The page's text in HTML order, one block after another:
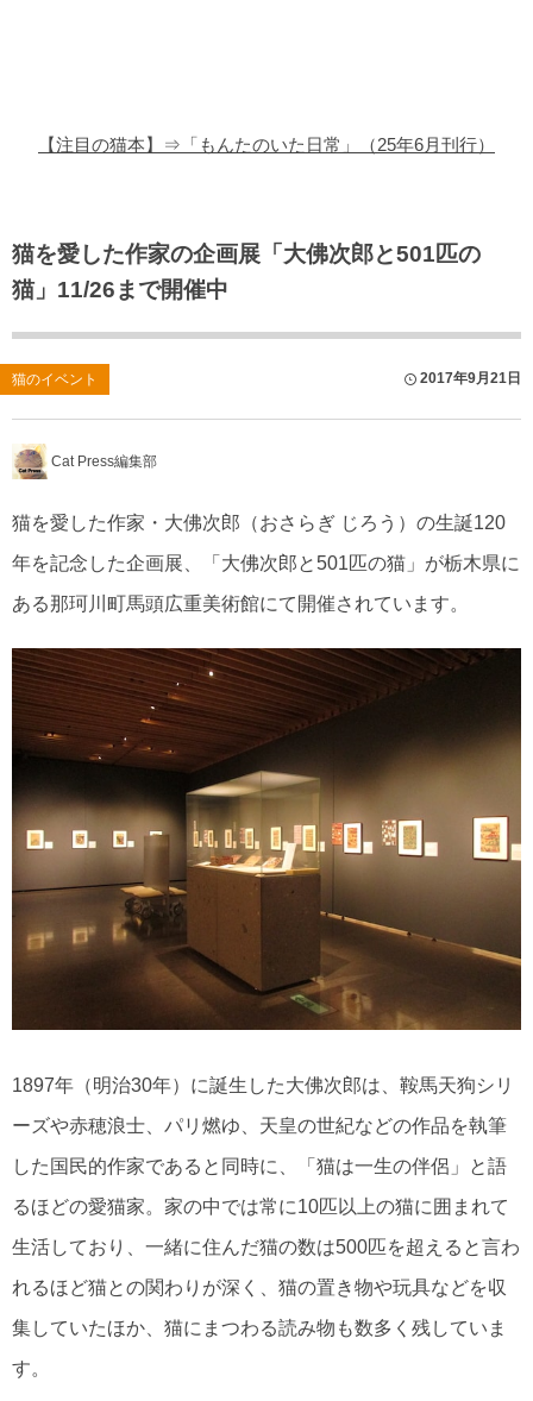
【注目の猫本】⇒「もんたのいた日常」（25年6月刊行）
猫を愛した作家の企画展「大佛次郎と501匹の
猫」11/26まで開催中
猫のイベント 2017年9月21日
Cat Press編集部
猫を愛した作家・大佛次郎（おさらぎ じろう）の生誕120
年を記念した企画展、「大佛次郎と501匹の猫」が栃木県に
ある那珂川町馬頭広重美術館にて開催されています。
1897年（明治30年）に誕生した大佛次郎は、鞍馬天狗シリ
ーズや赤穂浪士、パリ燃ゆ、天皇の世紀などの作品を執筆
した国民的作家であると同時に、「猫は一生の伴侶」と語
るほどの愛猫家。家の中では常に10匹以上の猫に囲まれて
生活しており、一緒に住んだ猫の数は500匹を超えると言わ
れるほど猫との関わりが深く、猫の置き物や玩具などを収
集していたほか、猫にまつわる読み物も数多く残していま
す。
猫のゲーム・アプリ
猫のフリー写真素材